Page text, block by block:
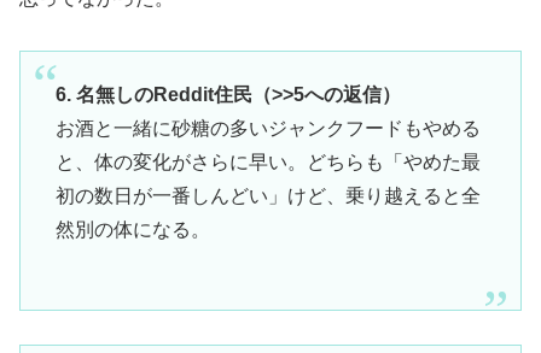
6. 名無しのReddit住民（>>5への返信）
お酒と一緒に砂糖の多いジャンクフードもやめる
と、体の変化がさらに早い。どちらも「やめた最
初の数日が一番しんどい」けど、乗り越えると全
然別の体になる。